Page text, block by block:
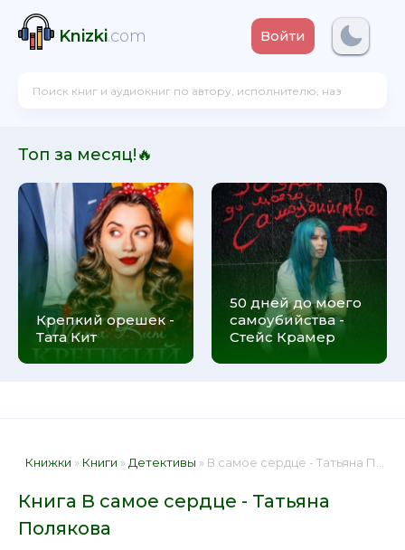
Knizki.com Войти
Топ за месяц!🔥
Крепкий орешек -
Тата Кит
50 дней до моего
самоубийства -
Стейс Крамер
Книжки » Книги » Детективы » В самое сердце - Татьяна Полякова 📕 - Книга онлайн бесплатно
Книга В самое сердце - Татьяна
Полякова